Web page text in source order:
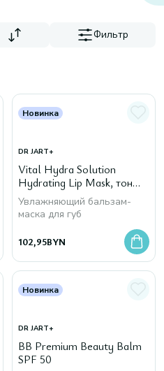
Фильтр
Новинка
DR JART+
Vital Hydra Solution
Hydrating Lip Mask, тон
Bubble Gum
Увлажняющий бальзам-
маска для губ
102,95BYN
Новинка
DR JART+
BB Premium Beauty Balm
SPF 50